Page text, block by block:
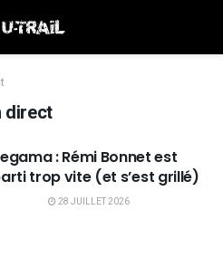
direct
: Rémi Bonnet est
trop vite (et s’est grillé)
28 JUILLET 2026